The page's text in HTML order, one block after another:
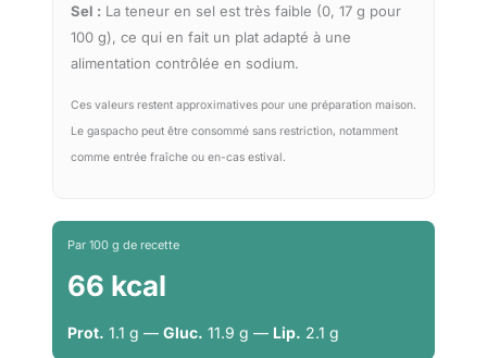
Sel : La teneur en sel est très faible (0, 17 g pour
100 g), ce qui en fait un plat adapté à une
alimentation contrôlée en sodium.
Ces valeurs restent approximatives pour une préparation maison.
Le gaspacho peut être consommé sans restriction, notamment
comme entrée fraîche ou en-cas estival.
Par 100 g de recette
66 kcal
Prot. 1.1 g — Gluc. 11.9 g — Lip. 2.1 g